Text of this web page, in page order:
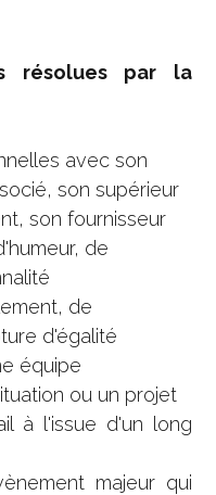
résolues par la
avec son
son supérieur
son fournisseur
de
de
d'égalité
équipe
ou un projet
à l'issue d'un long
majeur qui